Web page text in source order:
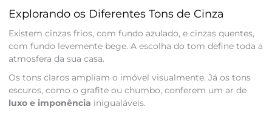
Explorando os Diferentes Tons de Cinza
Existem cinzas frios, com fundo azulado, e cinzas quentes,
com fundo levemente bege. A escolha do tom define toda a
atmosfera da sua casa.
Os tons claros ampliam o imóvel visualmente. Já os tons
escuros, como o grafite ou chumbo, conferem um ar de
luxo e imponência inigualáveis.